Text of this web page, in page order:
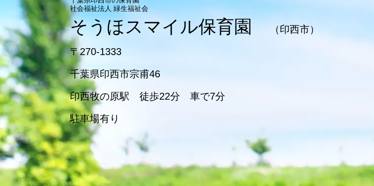
社会福祉法人 緑生福祉会
そうほスマイル保育園 （印西市）
〒270-1333
千葉県印西市宗甫46
印西牧の原駅 徒歩22分 車で7分
駐車場有り